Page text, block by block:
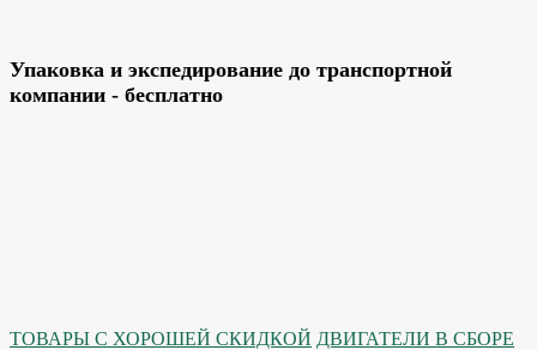
Упаковка и экспедирование до транспортной
компании - бесплатно
ТОВАРЫ С ХОРОШЕЙ СКИДКОЙ ДВИГАТЕЛИ В СБОРЕ